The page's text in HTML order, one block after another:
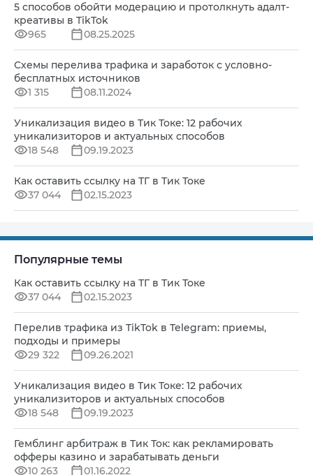
5 способов обойти модерацию и протолкнуть адалт-
креативы в TikTok
965
08.25.2025
Схемы перелива трафика и заработок с условно-
бесплатных источников
1 315
08.11.2024
Уникализация видео в Тик Токе: 12 рабочих
уникализиторов и актуальных способов
18 548
09.19.2023
Как оставить ссылку на ТГ в Тик Токе
37 044
02.15.2023
Популярные темы
Как оставить ссылку на ТГ в Тик Токе
37 044
02.15.2023
Перелив трафика из TikTok в Telegram: приемы,
подходы и примеры
29 322
09.26.2021
Уникализация видео в Тик Токе: 12 рабочих
уникализиторов и актуальных способов
18 548
09.19.2023
Гемблинг арбитраж в Тик Ток: как рекламировать
офферы казино и зарабатывать деньги
10 263
01.16.2022